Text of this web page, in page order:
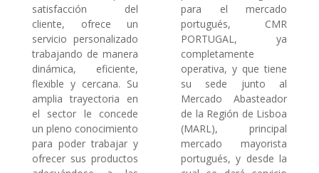
satisfacción del
cliente, ofrece un
servicio personalizado
trabajando de manera
dinámica, eficiente,
flexible y cercana. Su
amplia trayectoria en
el sector le concede
un pleno conocimiento
para poder trabajar y
ofrecer sus productos
para el mercado
portugués, CMR
PORTUGAL, ya
completamente
operativa, y que tiene
su sede junto al
Mercado Abasteador
de la Región de Lisboa
(MARL), principal
mercado mayorista
portugués, y desde la